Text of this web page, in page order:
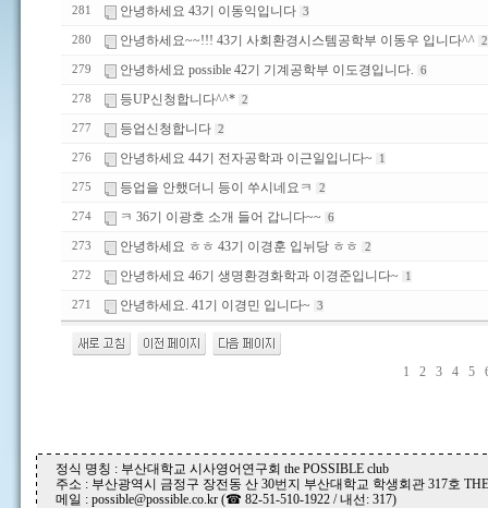
281 안녕하세요 43기 이동익입니다 3
280 안녕하세요~~!!! 43기 사회환경시스템공학부 이동우 입니다^^ 2
279 안녕하세요 possible 42기 기계공학부 이도경입니다. 6
278 등UP신청합니다^^* 2
277 등업신청합니다 2
276 안녕하세요 44기 전자공학과 이근일입니다~ 1
275 등업을 안했더니 등이 쑤시네요ㅋ 2
274 ㅋ 36기 이광호 소개 들어 갑니다~~ 6
273 안녕하세요 ㅎㅎ 43기 이경훈 입뉘당 ㅎㅎ 2
272 안녕하세요 46기 생명환경화학과 이경준입니다~ 1
271 안녕하세요. 41기 이경민 입니다~ 3
1 2 3 4 5
정식 명칭 : 부산대학교 시사영어연구회 the POSSIBLE club
주소 : 부산광역시 금정구 장전동 산 30번지 부산대학교 학생회관 317호
메일 : possible@possible.co.kr (☎ 82-51-510-1922 / 내선: 317)